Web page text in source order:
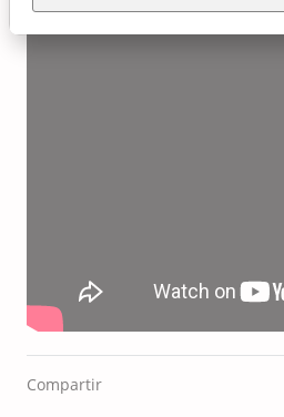
Compartir